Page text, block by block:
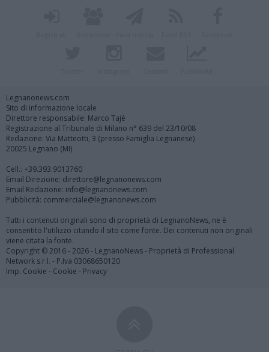
Legnanonews.com
Sito di informazione locale
Direttore responsabile: Marco Tajè
Registrazione al Tribunale di Milano n° 639 del 23/10/08
Redazione: Via Matteotti, 3 (presso Famiglia Legnanese)
20025 Legnano (MI)
Cell.: +39.393.9013760
Email Direzione: direttore@legnanonews.com
Email Redazione: info@legnanonews.com
Pubblicità: commerciale@legnanonews.com
Tutti i contenuti originali sono di proprietà di LegnanoNews, ne è
consentito l'utilizzo citando il sito come fonte. Dei contenuti non originali
viene citata la fonte.
Copyright © 2016 - 2026 - LegnanoNews - Proprietà di Professional
Network s.r.l. - P.Iva 03068650120
Imp. Cookie - Cookie - Privacy